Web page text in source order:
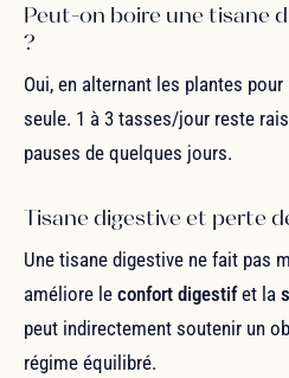
Peut-on boire une tisane
?
Oui, en alternant les plantes
seule. 1 à 3 tasses/jour reste
pauses de quelques jours.
Tisane digestive et perte
Une tisane digestive ne fait pas
améliore le confort digestifet la
peut indirectement soutenir un
régime équilibré.